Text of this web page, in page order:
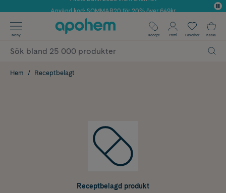
Använd kod: SOMMAR20 för 20% över 649kr
✓ Fri frakt
✓ Poäng på alla köp*
Meny Recept Profil Favoriter Kassa
Hem Receptbelagt
Receptbelagd produkt